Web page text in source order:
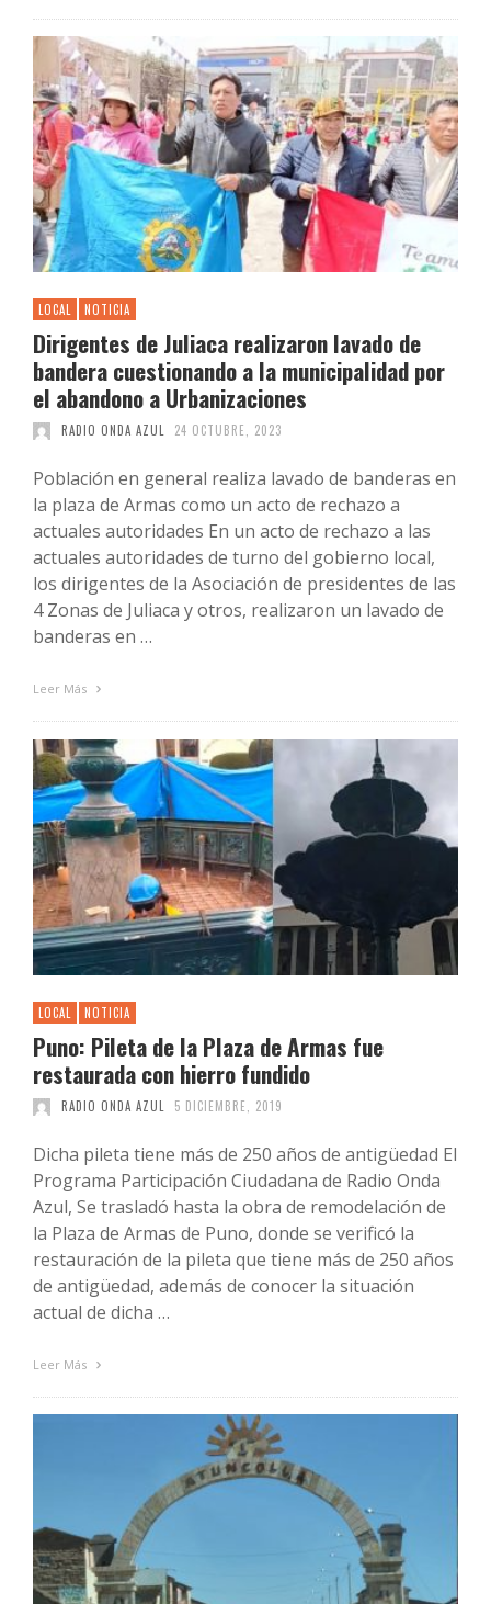
LOCAL NOTICIA
Dirigentes de Juliaca realizaron lavado de
bandera cuestionando a la municipalidad por
el abandono a Urbanizaciones
RADIO ONDA AZUL 24 OCTUBRE, 2023
Población en general realiza lavado de banderas en
la plaza de Armas como un acto de rechazo a
actuales autoridades En un acto de rechazo a las
actuales autoridades de turno del gobierno local,
los dirigentes de la Asociación de presidentes de las
4 Zonas de Juliaca y otros, realizaron un lavado de
banderas en …
Leer Más
LOCAL NOTICIA
Puno: Pileta de la Plaza de Armas fue
restaurada con hierro fundido
RADIO ONDA AZUL 5 DICIEMBRE, 2019
Dicha pileta tiene más de 250 años de antigüedad El
Programa Participación Ciudadana de Radio Onda
Azul, Se trasladó hasta la obra de remodelación de
la Plaza de Armas de Puno, donde se verificó la
restauración de la pileta que tiene más de 250 años
de antigüedad, además de conocer la situación
actual de dicha …
Leer Más